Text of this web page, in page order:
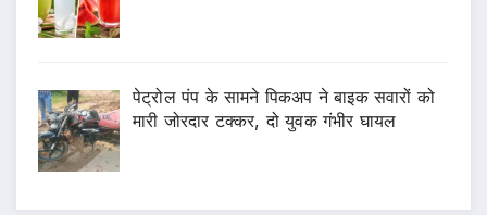
पेट्रोल पंप के सामने पिकअप ने बाइक सवारों को
मारी जोरदार टक्कर, दो युवक गंभीर घायल